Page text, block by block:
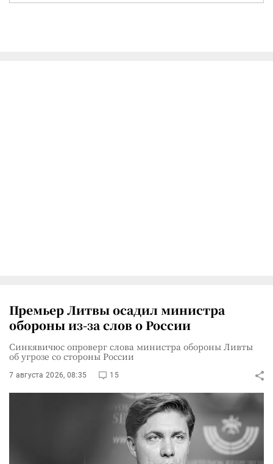
Премьер Литвы осадил министра
обороны из-за слов о России
Синкявичюс опроверг слова министра обороны Ливты
об угрозе со стороны России
7 августа 2026, 08:35 15